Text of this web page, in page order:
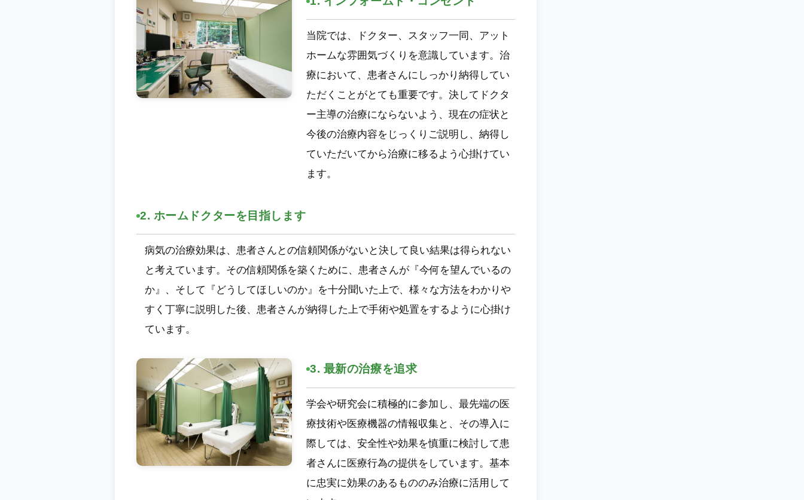
当院では、ドクター、スタッフ一同、アット
ホームな雰囲気づくりを意識しています。治
療において、患者さんにしっかり納得してい
ただくことがとても重要です。決してドクタ
ー主導の治療にならないよう、現在の症状と
今後の治療内容をじっくりご説明し、納得し
ていただいてから治療に移るよう心掛けてい
ます。
2. ホームドクターを目指します
病気の治療効果は、患者さんとの信頼関係がないと決して良い結果は得られない
と考えています。その信頼関係を築くために、患者さんが『今何を望んでいるの
か』、そして『どうしてほしいのか』を十分聞いた上で、様々な方法をわかりや
すく丁寧に説明した後、患者さんが納得した上で手術や処置をするように心掛け
ています。
3. 最新の治療を追求
学会や研究会に積極的に参加し、最先端の医
療技術や医療機器の情報収集と、その導入に
際しては、安全性や効果を慎重に検討して患
者さんに医療行為の提供をしています。基本
に忠実に効果のあるもののみ治療に活用して